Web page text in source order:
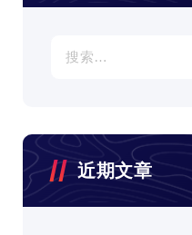
索：
近期文章